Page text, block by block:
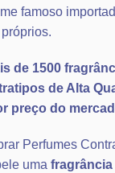
famoso
de 1500
de Alta
preço do
Perfumes
uma